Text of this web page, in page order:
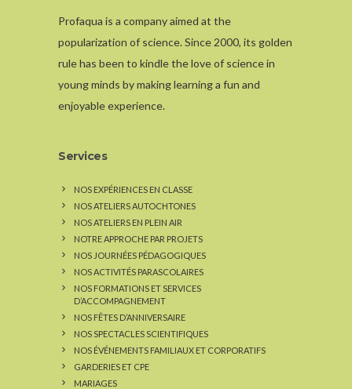
Profaqua is a company aimed at the
popularization of science. Since 2000, its golden
rule has been to kindle the love of science in
young minds by making learning a fun and
enjoyable experience.
Services
NOS EXPÉRIENCES EN CLASSE
NOS ATELIERS AUTOCHTONES
NOS ATELIERS EN PLEIN AIR
NOTRE APPROCHE PAR PROJETS
NOS JOURNÉES PÉDAGOGIQUES
NOS ACTIVITÉS PARASCOLAIRES
NOS FORMATIONS ET SERVICES
D’ACCOMPAGNEMENT
NOS FÊTES D’ANNIVERSAIRE
NOS SPECTACLES SCIENTIFIQUES
NOS ÉVÉNEMENTS FAMILIAUX ET CORPORATIFS
GARDERIES ET CPE
MARIAGES